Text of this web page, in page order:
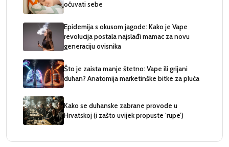
očuvati sebe
Epidemija s okusom jagode: Kako je Vape
revolucija postala najslađi mamac za novu
generaciju ovisnika
Što je zaista manje štetno: Vape ili grijani
duhan? Anatomija marketinške bitke za pluća
Kako se duhanske zabrane provode u
Hrvatskoj (i zašto uvijek propuste ‘rupe’)